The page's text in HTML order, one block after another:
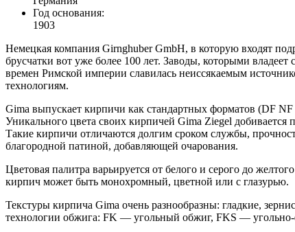
Год основания:
1903
Немецкая компания Girnghuber GmbH, в которую входят
брусчатки вот уже более 100 лет. Заводы, которыми
времен Римской империи славилась неиссякаемым
технологиям.
Gima выпускает кирпичи как стандартных форматов (DF
Уникального цвета своих кирпичей Gima Ziegel
Такие кирпичи отличаются долгим сроком службы,
благородной патиной, добавляющей очарования.
Цветовая палитра варьируется от белого и серого до
кирпич может быть монохромный, цветной или с глазурью.
Текстуры кирпича Gima очень разнообразны: гладкие,
технологии обжига: FK — угольный обжиг, FKS —